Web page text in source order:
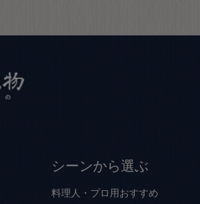
シーンから選ぶ
料理人・プロ用おすすめ